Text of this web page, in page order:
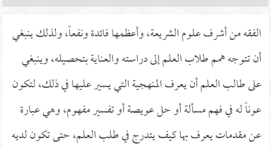
الفقه من أشرف علوم الشريعة، وأعظمها فائدة ونفعاً، ولذلك ينبغي
أن تتوجه همم طلاب العلم إلى دراسته والعناية بتحصيله، وينبغي
على طالب العلم أن يعرف المنهجية التي يسير عليها في ذلك، لتكون
عوناً له في فهم مسألة أو حل عويصة أو تفسير مفهوم، وهي عبارة
عن مقدمات يعرف بها كيف يتدرج في طلب العلم، حتى تكون لديه